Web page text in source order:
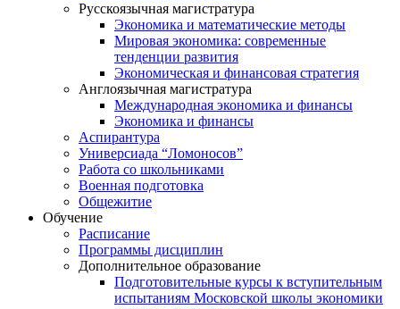
Русскоязычная магистратура
Экономика и математические методы
Мировая экономика: современные
тенденции развития
Экономическая и финансовая стратегия
Англоязычная магистратура
Международная экономика и финансы
Экономика и финансы
Аспирантура
Универсиада “Ломоносов”
Работа со школьниками
Военная подготовка
Общежитие
Обучение
Расписание
Программы дисциплин
Дополнительное образование
Подготовительные курсы к вступительным
испытаниям Московской школы экономики